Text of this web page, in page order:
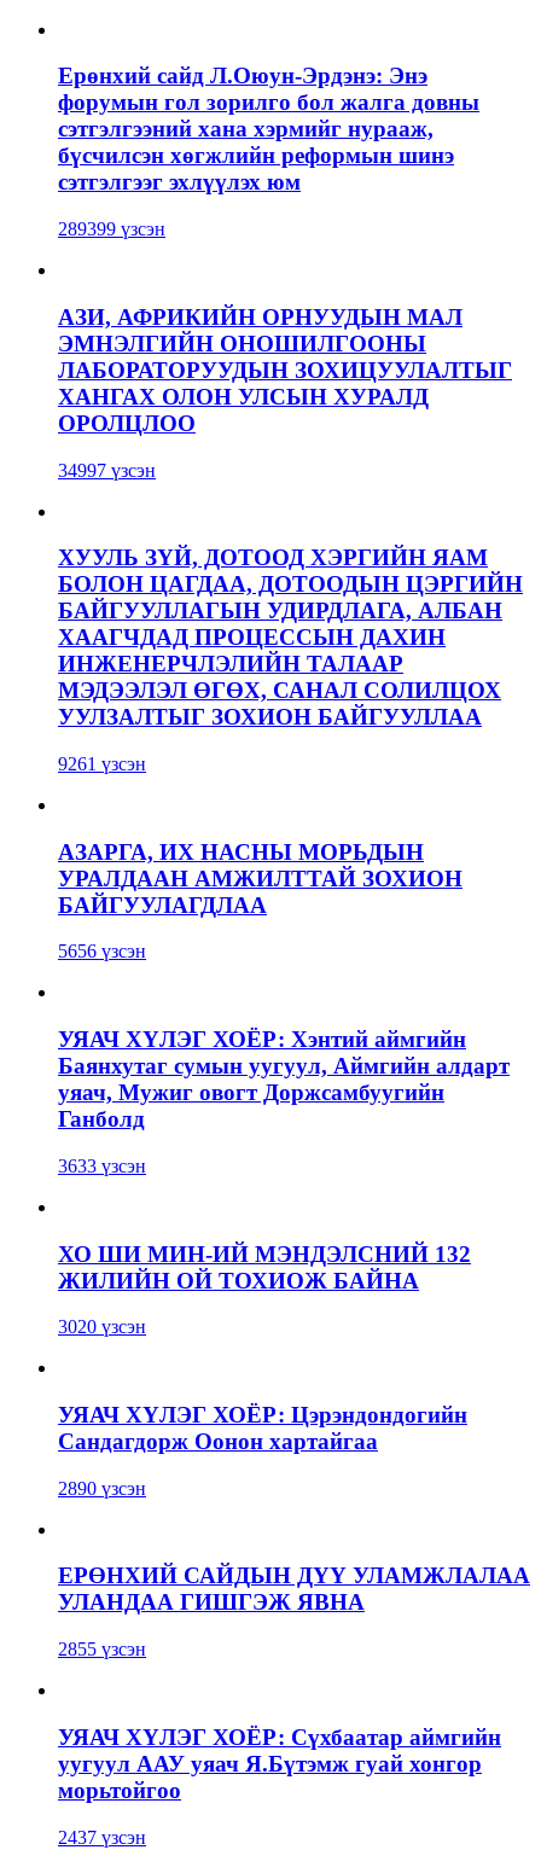
Ерөнхий сайд Л.Оюун-Эрдэнэ: Энэ
форумын гол зорилго бол жалга довны
сэтгэлгээний хана хэрмийг нурааж,
бүсчилсэн хөгжлийн реформын шинэ
сэтгэлгээг эхлүүлэх юм
289399 үзсэн
АЗИ, АФРИКИЙН ОРНУУДЫН МАЛ
ЭМНЭЛГИЙН ОНОШИЛГООНЫ
ЛАБОРАТОРУУДЫН ЗОХИЦУУЛАЛТЫГ
ХАНГАХ ОЛОН УЛСЫН ХУРАЛД
ОРОЛЦЛОО
34997 үзсэн
ХУУЛЬ ЗҮЙ, ДОТООД ХЭРГИЙН ЯАМ
БОЛОН ЦАГДАА, ДОТООДЫН ЦЭРГИЙН
БАЙГУУЛЛАГЫН УДИРДЛАГА, АЛБАН
ХААГЧДАД ПРОЦЕССЫН ДАХИН
ИНЖЕНЕРЧЛЭЛИЙН ТАЛААР
МЭДЭЭЛЭЛ ӨГӨХ, САНАЛ СОЛИЛЦОХ
УУЛЗАЛТЫГ ЗОХИОН БАЙГУУЛЛАА
9261 үзсэн
АЗАРГА, ИХ НАСНЫ МОРЬДЫН
УРАЛДААН АМЖИЛТТАЙ ЗОХИОН
БАЙГУУЛАГДЛАА
5656 үзсэн
УЯАЧ ХҮЛЭГ ХОЁР: Хэнтий аймгийн
Баянхутаг сумын уугуул, Аймгийн алдарт
уяач, Мужиг овогт Доржсамбуугийн
Ганболд
3633 үзсэн
ХО ШИ МИН-ИЙ МЭНДЭЛСНИЙ 132
ЖИЛИЙН ОЙ ТОХИОЖ БАЙНА
3020 үзсэн
УЯАЧ ХҮЛЭГ ХОЁР: Цэрэндондогийн
Сандагдорж Оонон хартайгаа
2890 үзсэн
ЕРӨНХИЙ САЙДЫН ДҮҮ УЛАМЖЛАЛАА
УЛАНДАА ГИШГЭЖ ЯВНА
2855 үзсэн
УЯАЧ ХҮЛЭГ ХОЁР: Сүхбаатар аймгийн
уугуул ААУ уяач Я.Бүтэмж гуай хонгор
морьтойгоо
2437 үзсэн